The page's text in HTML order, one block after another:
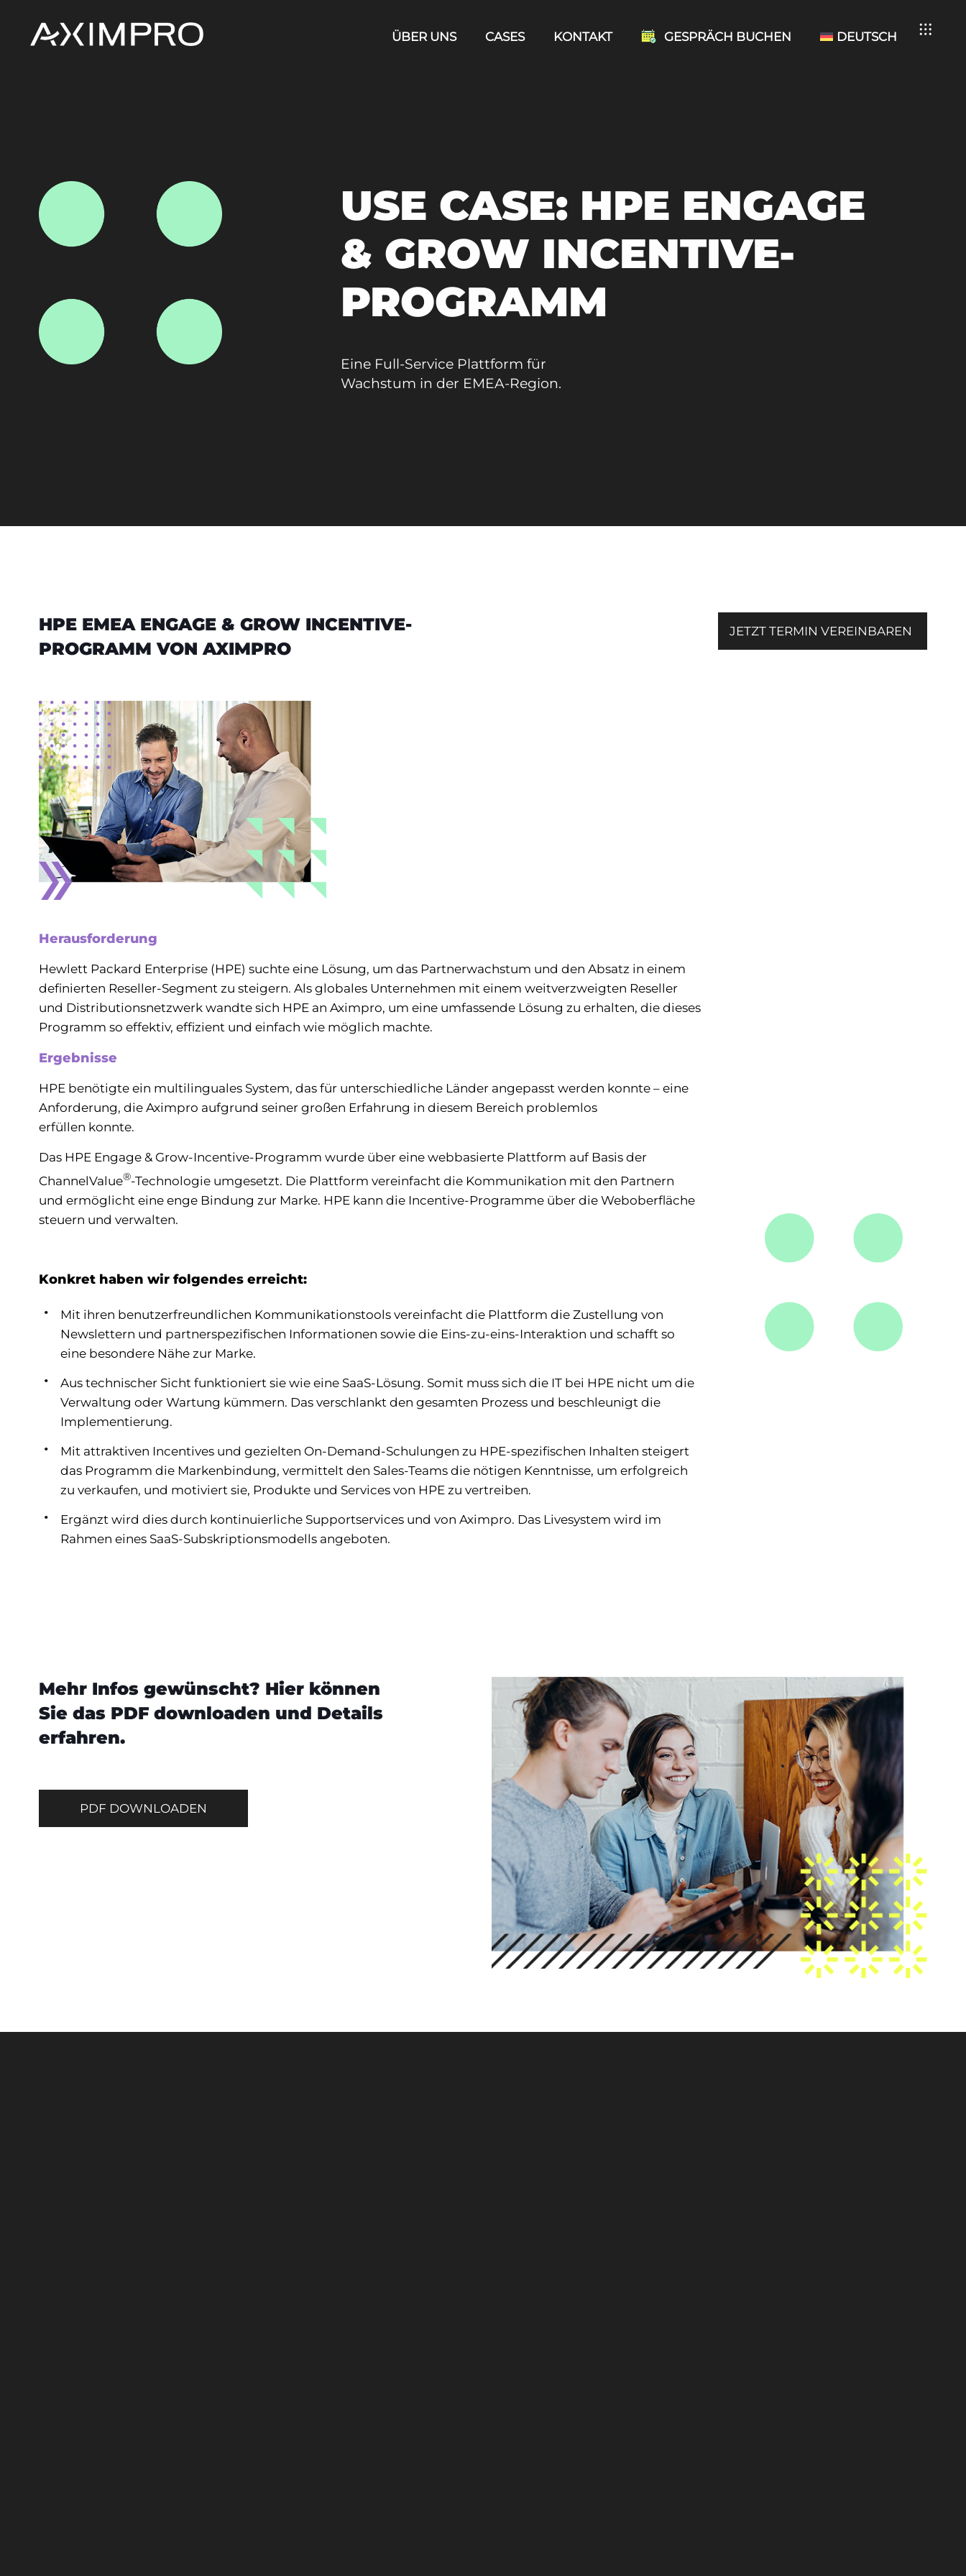
ÜBER UNS CASES KONTAKT GESPRÄCH BUCHEN DEUTSCH
USE CASE: HPE ENGAGE
& GROW INCENTIVE-
PROGRAMM
Eine Full-Service Plattform für
Wachstum in der EMEA-Region.
HPE EMEA ENGAGE & GROW INCENTIVE-
PROGRAMM VON AXIMPRO
JETZT TERMIN VEREINBAREN
Herausforderung
Hewlett Packard Enterprise (HPE) suchte eine Lösung, um das Partnerwachstum und den Absatz in einem
definierten Reseller-Segment zu steigern. Als globales Unternehmen mit einem weitverzweigten Reseller
und Distributionsnetzwerk wandte sich HPE an Aximpro, um eine umfassende Lösung zu erhalten, die dieses
Programm so effektiv, effizient und einfach wie möglich machte.
Ergebnisse
HPE benötigte ein multilinguales System, das für unterschiedliche Länder angepasst werden konnte – eine
Anforderung, die Aximpro aufgrund seiner großen Erfahrung in diesem Bereich problemlos
erfüllen konnte.
Das HPE Engage & Grow-Incentive-Programm wurde über eine webbasierte Plattform auf Basis der
ChannelValue®‑Technologie umgesetzt. Die Plattform vereinfacht die Kommunikation mit den Partnern
und ermöglicht eine enge Bindung zur Marke. HPE kann die Incentive-Programme über die Weboberfläche
steuern und verwalten.
Konkret haben wir folgendes erreicht:
Mit ihren benutzerfreundlichen Kommunikationstools vereinfacht die Plattform die Zustellung von
Newslettern und partnerspezifischen Informationen sowie die Eins-zu-eins-Interaktion und schafft so
eine besondere Nähe zur Marke.
Aus technischer Sicht funktioniert sie wie eine SaaS-Lösung. Somit muss sich die IT bei HPE nicht um die
Verwaltung oder Wartung kümmern. Das verschlankt den gesamten Prozess und beschleunigt die
Implementierung.
Mit attraktiven Incentives und gezielten On-Demand-Schulungen zu HPE-spezifischen Inhalten steigert
das Programm die Markenbindung, vermittelt den Sales-Teams die nötigen Kenntnisse, um erfolgreich
zu verkaufen, und motiviert sie, Produkte und Services von HPE zu vertreiben.
Ergänzt wird dies durch kontinuierliche Supportservices und von Aximpro. Das Livesystem wird im
Rahmen eines SaaS-Subskriptionsmodells angeboten.
Mehr Infos gewünscht? Hier können
Sie das PDF downloaden und Details
erfahren.
PDF DOWNLOADEN